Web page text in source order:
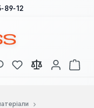
89-12
У вас є 0 у списку